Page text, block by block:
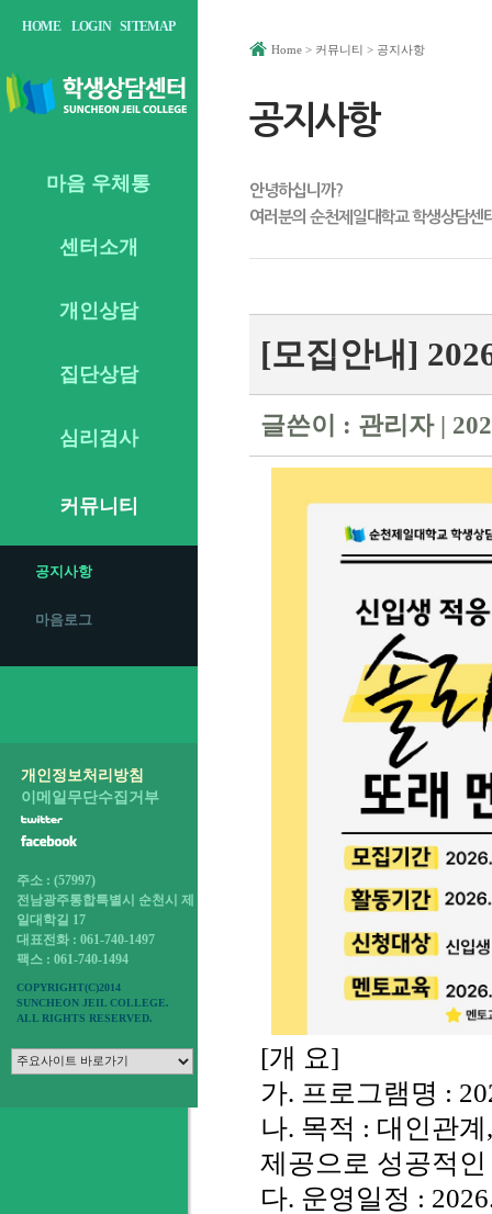
HOME LOGIN SITEMAP
마음 우체통
센터소개
개인상담
집단상담
심리검사
커뮤니티
공지사항
마음로그
개인정보처리방침
이메일무단수집거부
주소 : (57997)
전남광주통합특별시 순천시 제
일대학길 17
대표전화 : 061-740-1497
팩스 : 061-740-1494
COPYRIGHT(C)2014
SUNCHEON JEIL COLLEGE.
ALL RIGHTS RESERVED.
Home > 커뮤니티 > 공지사항
공지사항
안녕하십니까?
여러분의 순천제일대학교 학생상담센
[모집안내]
글쓴이 : 관리자 |
[개 요]
가. 프로그램명 :
나. 목적 : 대인관
제공으로 성공적
다. 운영일정 :